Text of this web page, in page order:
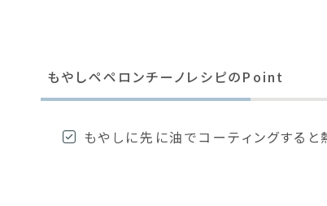
もやしペペロンチーノレシピのPoint
もやしに先に油でコーティングする